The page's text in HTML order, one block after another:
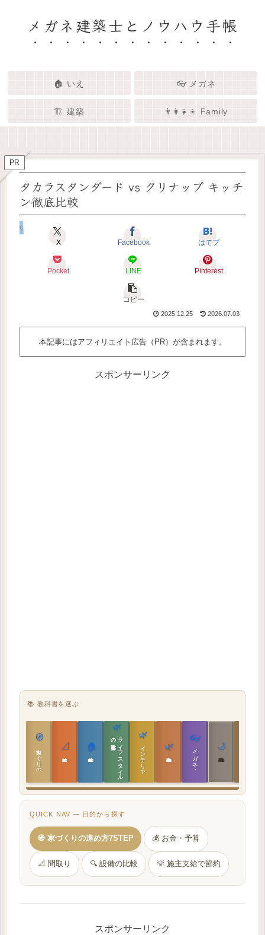
メガネ建築士とノウハウ手帳
🏠 いえ 👓 メガネ
🏗️ 建築 👨‍👩‍👧‍👦 Family
🏠✨ 建築士と考える「いい家」
👓✨ メガネの奥にある「わたし
🏗️✨ 建築 × エンタメで、暮らし
👨‍👩‍👧🌿 Family – 暮らしを育て
PR
タカラスタンダード vs クリナップ キッチ
ン徹底比較
いえのヒカク
X Facebook はてブ
Pocket LINE Pinterest
コピー
2025.12.25 2026.07.03
本記事にはアフィリエイト広告（PR）が含まれます。
スポンサーリンク
📚 教科書を選ぶ
🧭
家づくりの教科書 📐
実施設計の教科書
🏠
性能設計の教科書
🌿
ラ
イ
フ
ス
タ
イ
ル
の
教科書 🌿
インテリア設計 🌿
敷地設計の教科書
👓
メガネ｜転職 🌙
建築思想の教科書
QUICK NAV — 目的から探す
🧭 家づくりの進め方7STEP 💰 お金・予算
📐 間取り 🔍 設備の比較 💡 施主支給で節約
スポンサーリンク